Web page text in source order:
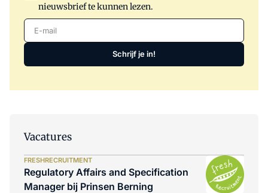
nieuwsbrief te kunnen lezen.
E-mail
Schrijf je in!
Vacatures
FRESHRECRUITMENT
Regulatory Affairs and Specification
Manager bij Prinsen Berning